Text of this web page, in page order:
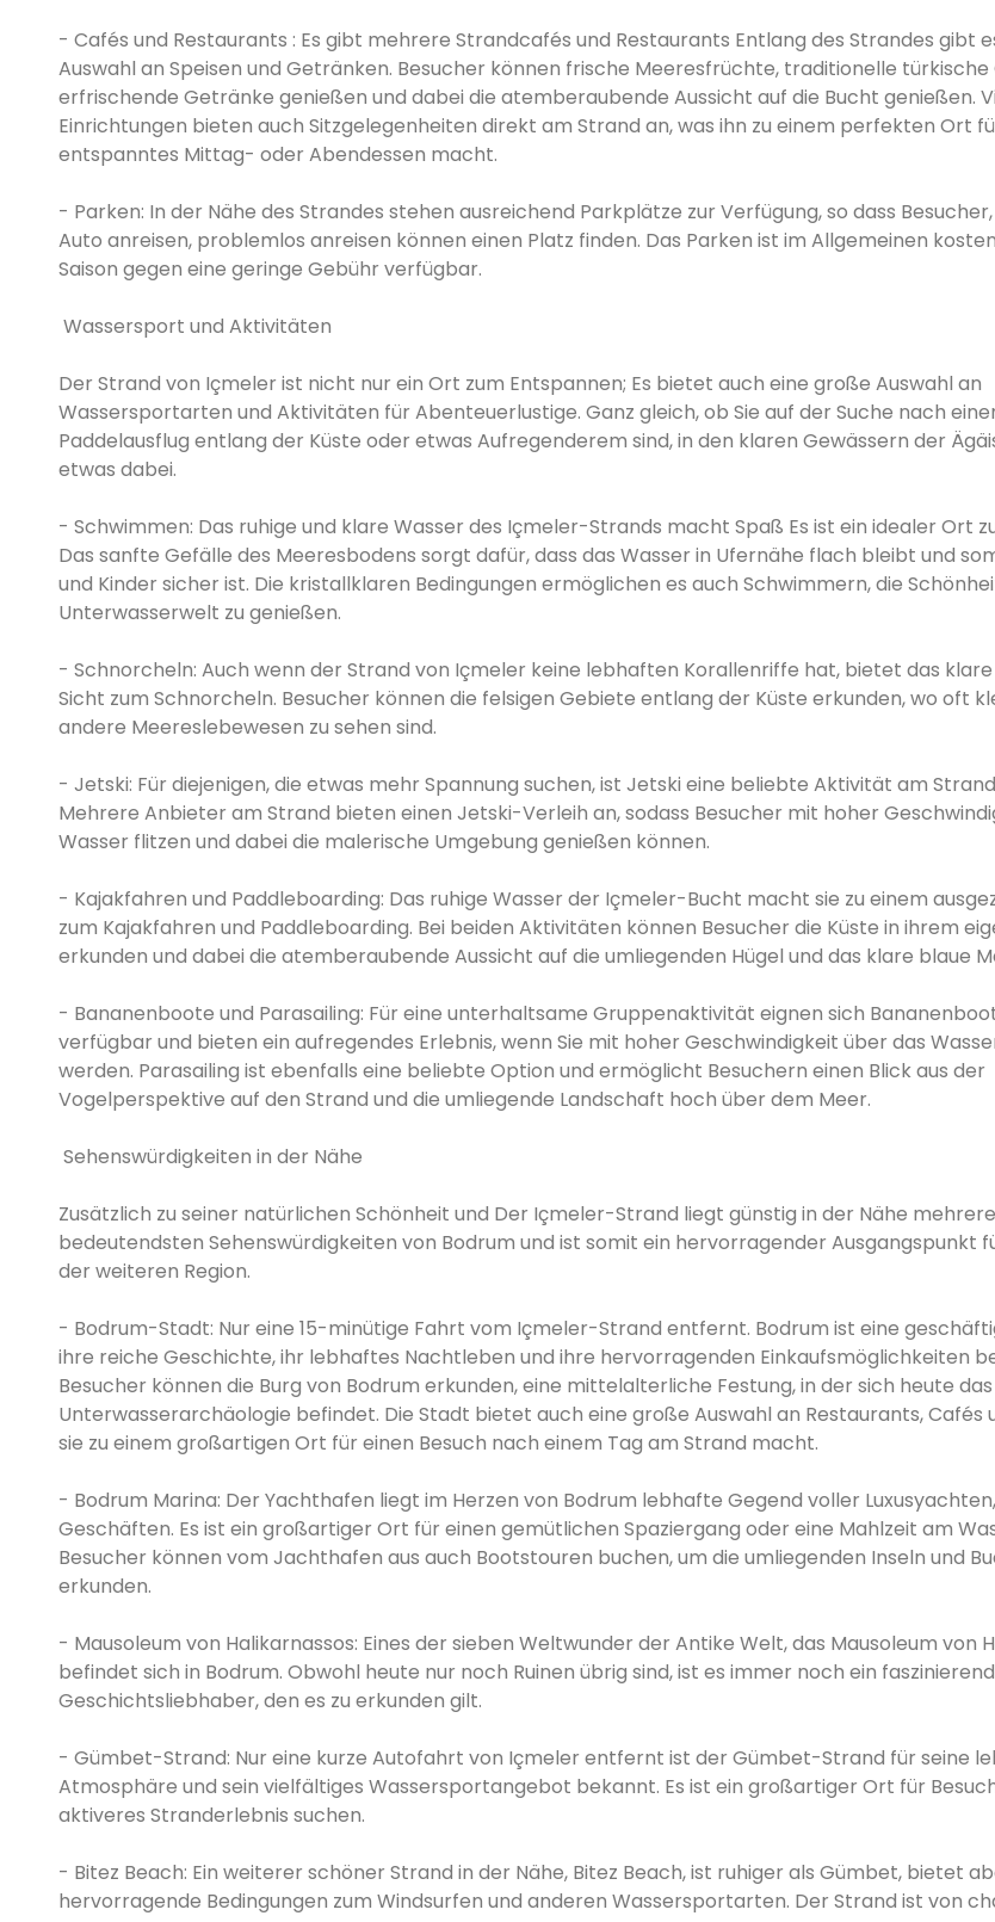
- Cafés und Restaurants : Es gibt mehrere Strandcafés und Restaurants Entlang des Strandes gibt
Auswahl an Speisen und Getränken. Besucher können frische Meeresfrüchte, traditionelle
erfrischende Getränke genießen und dabei die atemberaubende Aussicht auf die Bucht genießen.
Einrichtungen bieten auch Sitzgelegenheiten direkt am Strand an, was ihn zu einem perfekten Ort
entspanntes Mittag- oder Abendessen macht.
- Parken: In der Nähe des Strandes stehen ausreichend Parkplätze zur Verfügung, so dass
Auto anreisen, problemlos anreisen können einen Platz finden. Das Parken ist im Allgemeinen
Saison gegen eine geringe Gebühr verfügbar.
Wassersport und Aktivitäten
Der Strand von Içmeler ist nicht nur ein Ort zum Entspannen; Es bietet auch eine große Auswahl an
Wassersportarten und Aktivitäten für Abenteuerlustige. Ganz gleich, ob Sie auf der Suche nach
Paddelausflug entlang der Küste oder etwas Aufregenderem sind, in den klaren Gewässern der
etwas dabei.
- Schwimmen: Das ruhige und klare Wasser des Içmeler-Strands macht Spaß Es ist ein idealer Ort
Das sanfte Gefälle des Meeresbodens sorgt dafür, dass das Wasser in Ufernähe flach bleibt und
und Kinder sicher ist. Die kristallklaren Bedingungen ermöglichen es auch Schwimmern, die
Unterwasserwelt zu genießen.
- Schnorcheln: Auch wenn der Strand von Içmeler keine lebhaften Korallenriffe hat, bietet das
Sicht zum Schnorcheln. Besucher können die felsigen Gebiete entlang der Küste erkunden, wo oft
andere Meereslebewesen zu sehen sind.
- Jetski: Für diejenigen, die etwas mehr Spannung suchen, ist Jetski eine beliebte Aktivität am
Mehrere Anbieter am Strand bieten einen Jetski-Verleih an, sodass Besucher mit hoher
Wasser flitzen und dabei die malerische Umgebung genießen können.
- Kajakfahren und Paddleboarding: Das ruhige Wasser der Içmeler-Bucht macht sie zu einem
zum Kajakfahren und Paddleboarding. Bei beiden Aktivitäten können Besucher die Küste in ihrem
erkunden und dabei die atemberaubende Aussicht auf die umliegenden Hügel und das klare blaue
- Bananenboote und Parasailing: Für eine unterhaltsame Gruppenaktivität eignen sich
verfügbar und bieten ein aufregendes Erlebnis, wenn Sie mit hoher Geschwindigkeit über das
werden. Parasailing ist ebenfalls eine beliebte Option und ermöglicht Besuchern einen Blick aus der
Vogelperspektive auf den Strand und die umliegende Landschaft hoch über dem Meer.
Sehenswürdigkeiten in der Nähe
Zusätzlich zu seiner natürlichen Schönheit und Der Içmeler-Strand liegt günstig in der Nähe
bedeutendsten Sehenswürdigkeiten von Bodrum und ist somit ein hervorragender Ausgangspunkt
der weiteren Region.
- Bodrum-Stadt: Nur eine 15-minütige Fahrt vom Içmeler-Strand entfernt. Bodrum ist eine
ihre reiche Geschichte, ihr lebhaftes Nachtleben und ihre hervorragenden Einkaufsmöglichkeiten
Besucher können die Burg von Bodrum erkunden, eine mittelalterliche Festung, in der sich heute
Unterwasserarchäologie befindet. Die Stadt bietet auch eine große Auswahl an Restaurants, Cafés
sie zu einem großartigen Ort für einen Besuch nach einem Tag am Strand macht.
- Bodrum Marina: Der Yachthafen liegt im Herzen von Bodrum lebhafte Gegend voller
Geschäften. Es ist ein großartiger Ort für einen gemütlichen Spaziergang oder eine Mahlzeit am
Besucher können vom Jachthafen aus auch Bootstouren buchen, um die umliegenden Inseln und
erkunden.
- Mausoleum von Halikarnassos: Eines der sieben Weltwunder der Antike Welt, das Mausoleum von
befindet sich in Bodrum. Obwohl heute nur noch Ruinen übrig sind, ist es immer noch ein
Geschichtsliebhaber, den es zu erkunden gilt.
- Gümbet-Strand: Nur eine kurze Autofahrt von Içmeler entfernt ist der Gümbet-Strand für seine
Atmosphäre und sein vielfältiges Wassersportangebot bekannt. Es ist ein großartiger Ort für
aktiveres Stranderlebnis suchen.
- Bitez Beach: Ein weiterer schöner Strand in der Nähe, Bitez Beach, ist ruhiger als Gümbet, bietet
hervorragende Bedingungen zum Windsurfen und anderen Wassersportarten. Der Strand ist von